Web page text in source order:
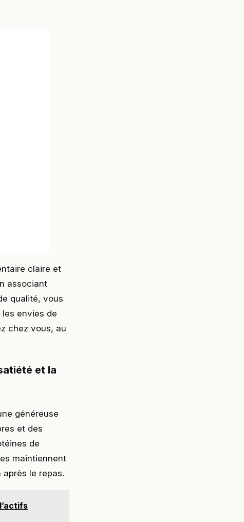
claire et
associant
qualité, vous
envies de
chez vous, au
et la
généreuse
et des
de
maintiennent
le repas.